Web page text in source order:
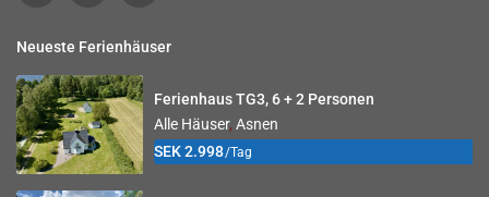
Neueste Ferienhäuser
Ferienhaus TG3, 6 + 2 Personen
Alle Häuser, Asnen
SEK 2.998/Tag